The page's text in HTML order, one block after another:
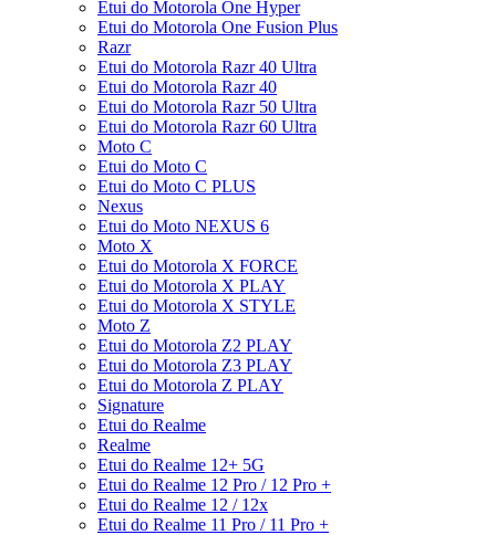
Etui do Motorola One Hyper
Etui do Motorola One Fusion Plus
Razr
Etui do Motorola Razr 40 Ultra
Etui do Motorola Razr 40
Etui do Motorola Razr 50 Ultra
Etui do Motorola Razr 60 Ultra
Moto C
Etui do Moto C
Etui do Moto C PLUS
Nexus
Etui do Moto NEXUS 6
Moto X
Etui do Motorola X FORCE
Etui do Motorola X PLAY
Etui do Motorola X STYLE
Moto Z
Etui do Motorola Z2 PLAY
Etui do Motorola Z3 PLAY
Etui do Motorola Z PLAY
Signature
Etui do Realme
Realme
Etui do Realme 12+ 5G
Etui do Realme 12 Pro / 12 Pro +
Etui do Realme 12 / 12x
Etui do Realme 11 Pro / 11 Pro +